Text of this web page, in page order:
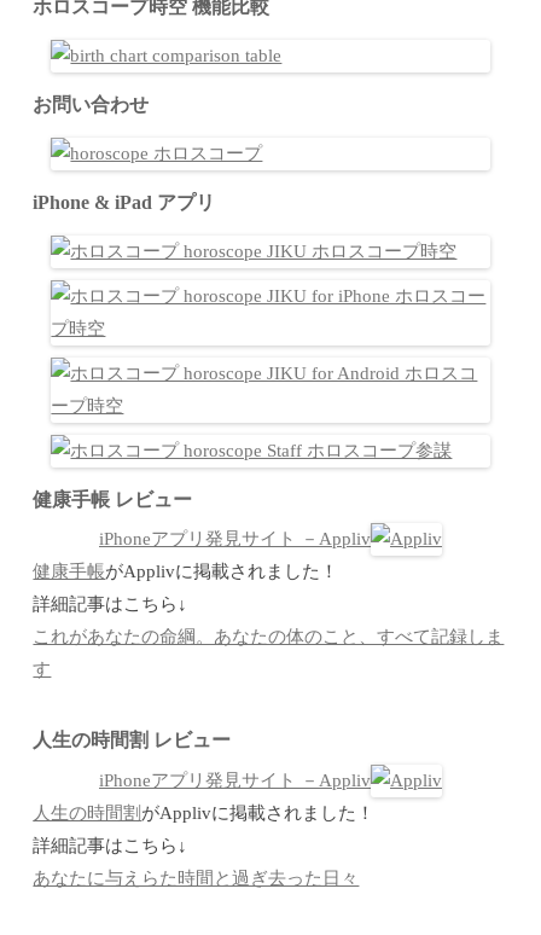
ホロスコープ時空 機能比較
お問い合わせ
iPhone & iPad アプリ
健康手帳 レビュー
iPhoneアプリ発見サイト －Appliv
健康手帳がApplivに掲載されました！
詳細記事はこちら↓
これがあなたの命綱。あなたの体のこと、すべて記録しま
す
人生の時間割 レビュー
iPhoneアプリ発見サイト －Appliv
人生の時間割 がApplivに掲載されました！
詳細記事はこちら↓
あなたに与えらた時間と過ぎ去った日々